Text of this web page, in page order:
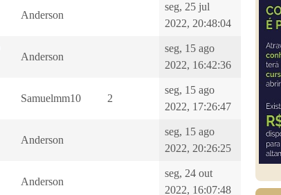
Anderson
seg, 25 jul
2022, 20:48:04
Anderson
seg, 15 ago
2022, 16:42:36
Samuelmm10 2
seg, 15 ago
2022, 17:26:47
Anderson
seg, 15 ago
2022, 20:26:25
Anderson
seg, 24 out
2022, 16:07:48